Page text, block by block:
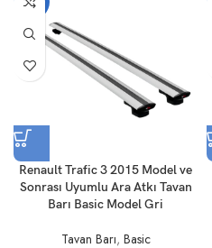
Renault Trafic 3 2015 Model ve
Sonrası Uyumlu Ara Atkı Tavan
Barı Basic Model Gri
Tavan Barı, Basic